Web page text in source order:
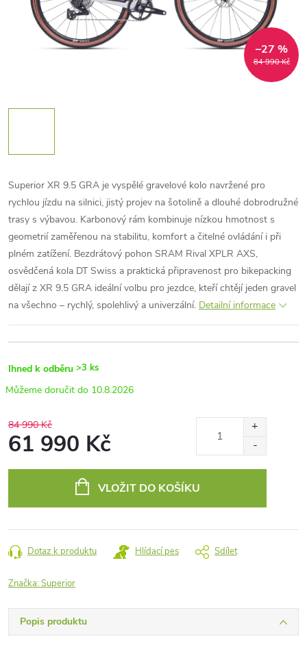
84 990 Kč
–27 %
Superior XR 9.5 GRA je vyspělé gravelové kolo navržené pro
rychlou jízdu na silnici, jistý projev na šotolině a dlouhé dobrodružné
trasy s výbavou. Karbonový rám kombinuje nízkou hmotnost s
geometrií zaměřenou na stabilitu, komfort a čitelné ovládání i při
plném zatížení. Bezdrátový pohon SRAM Rival XPLR AXS,
osvědčená kola DT Swiss a praktická připravenost pro bikepacking
dělají z XR 9.5 GRA ideální volbu pro jezdce, kteří chtějí jeden gravel
na všechno – rychlý, spolehlivý a univerzální. Detailní informace
Ihned k odběru >3 ks
10.8.2026
84 990 Kč
61 990 Kč
VLOŽIT DO KOŠÍKU
Dotaz k produktu Hlídací pes Sdílet
Značka:Superior
Popis produktu